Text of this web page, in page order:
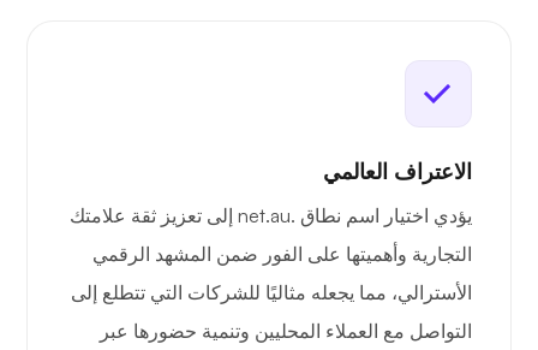
الاعتراف العالمي
يؤدي اختيار اسم نطاق .net.au إلى تعزيز ثقة علامتك
التجارية وأهميتها على الفور ضمن المشهد الرقمي
الأسترالي، مما يجعله مثاليًا للشركات التي تتطلع إلى
التواصل مع العملاء المحليين وتنمية حضورها عبر